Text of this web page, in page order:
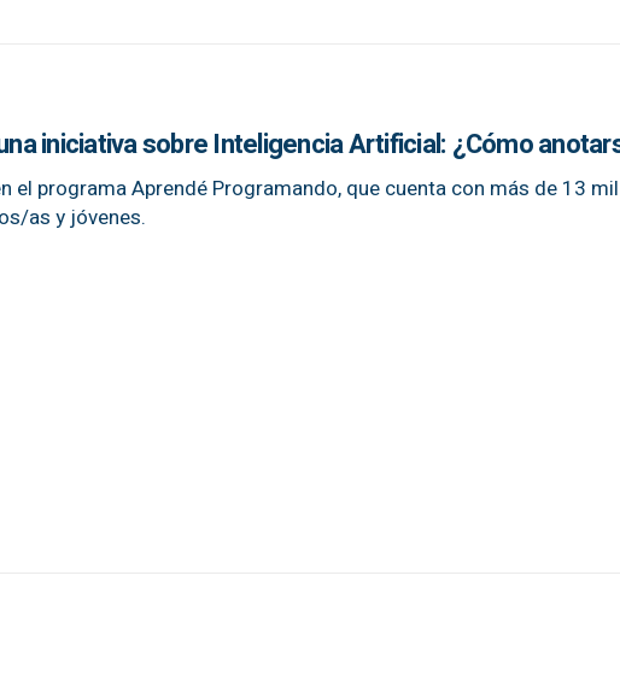
iniciativa sobre Inteligencia Artificial: ¿Cómo
el programa Aprendé Programando, que cuenta con más de 13 mil
as y jóvenes.